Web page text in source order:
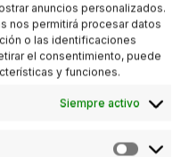
anuncios personalizados.
nos permitirá procesar datos
o las identificaciones
el consentimiento, puede
y funciones.
Siempre activo